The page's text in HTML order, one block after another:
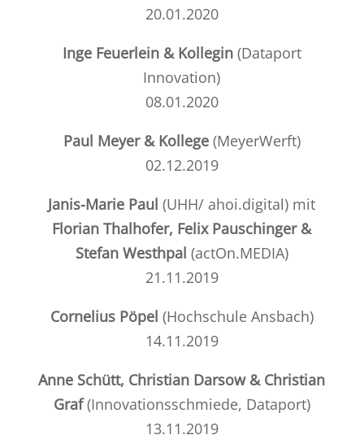
20.01.2020
Inge Feuerlein & Kollegin(Dataport
Innovation)
08.01.2020
Paul Meyer & Kollege(MeyerWerft)
02.12.2019
Janis-Marie Paul(UHH/ ahoi.digital) mit
Florian Thalhofer, Felix Pauschinger &
Stefan Westhpal (actOn.MEDIA)
21.11.2019
Cornelius Pöpel (Hochschule Ansbach)
14.11.2019
Anne Schütt, Christian Darsow & Christian
Graf(Innovationsschmiede, Dataport)
13.11.2019